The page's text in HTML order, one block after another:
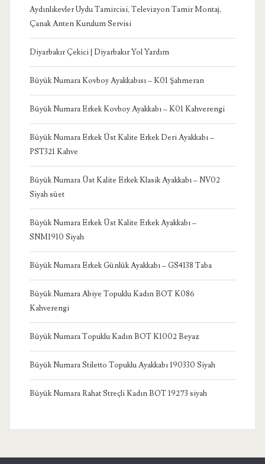
Aydınlıkevler Uydu Tamircisi, Televizyon Tamir Montaj,
Çanak Anten Kurulum Servisi
Diyarbakır Çekici | Diyarbakır Yol Yardım
Büyük Numara Kovboy Ayakkabısı – K01 Şahmeran
Büyük Numara Erkek Kovboy Ayakkabı – K01 Kahverengi
Büyük Numara Erkek Üst Kalite Erkek Deri Ayakkabı –
PST321 Kahve
Büyük Numara Üst Kalite Erkek Klasik Ayakkabı – NV02
Siyah süet
Büyük Numara Erkek Üst Kalite Erkek Ayakkabı –
SNM1910 Siyah
Büyük Numara Erkek Günlük Ayakkabı – GS4138 Taba
Büyük Numara Abiye Topuklu Kadın BOT K086
Kahverengi
Büyük Numara Topuklu Kadın BOT K1002 Beyaz
Büyük Numara Stiletto Topuklu Ayakkabı 190330 Siyah
Büyük Numara Rahat Streçli Kadın BOT 19273 siyah